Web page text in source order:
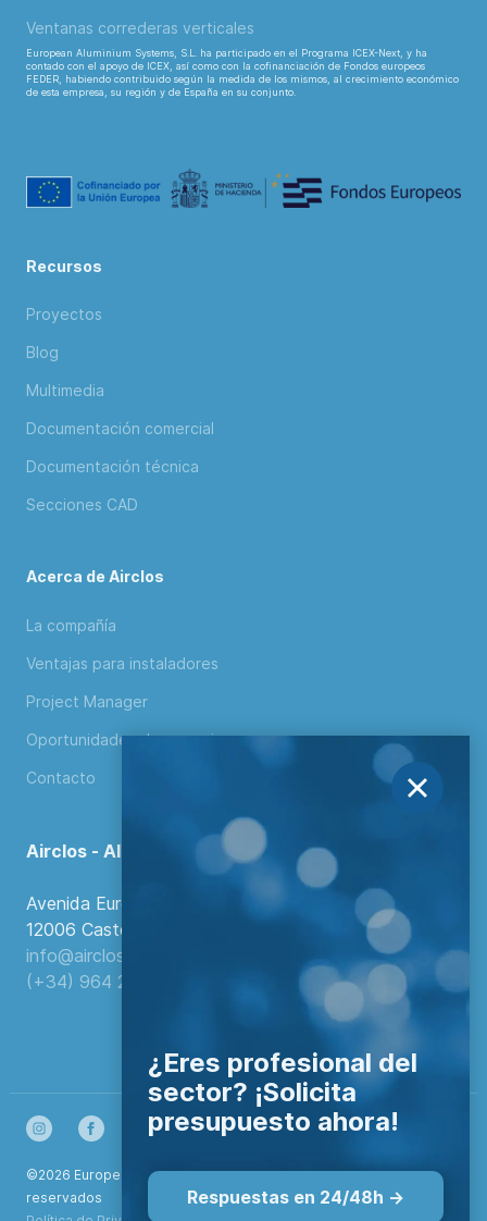
Ventanas correderas verticales
European Aluminium Systems, S.L. ha participado en el Programa ICEX-Next, y ha
contado con el apoyo de ICEX, así como con la cofinanciación de Fondos europeos
FEDER, habiendo contribuido según la medida de los mismos, al crecimiento económico
de esta empresa, su región y de España en su conjunto.
Recursos
Proyectos
Blog
Multimedia
Documentación comercial
Documentación técnica
Secciones CAD
Acerca de Airclos
La compañía
Ventajas para instaladores
Project Manager
Oportunidades de negocio
Contacto
Airclos - Aluminium Systems
Avenida Europa, 103
12006 Castellón de la Plana, España.
info@airclos.com
(+34) 964 260 849
©2026 European Aluminium Systems S.L. Todos los derechos
reservados
¿Eres profesional del
sector? ¡Solicita
presupuesto ahora!
Respuestas en 24/48h ->